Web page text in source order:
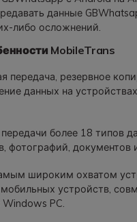
данные
либо осложнений.
MobileTrans
передача, резервное
данных на
более 18 типов
фотографий, документов
широким охватом
устройств,
Windows PC.